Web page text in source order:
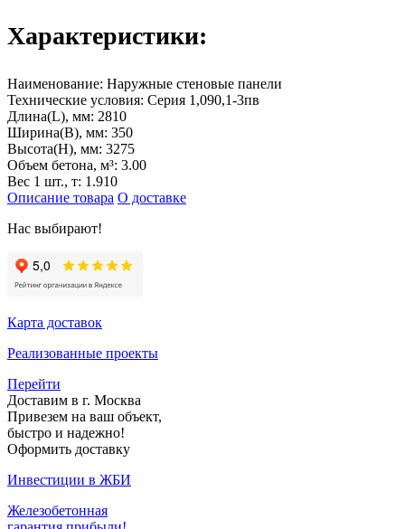
Характеристики:
Наименование: Наружные стеновые панели
Технические условия: Серия 1,090,1-3пв
Длина(L), мм: 2810
Ширина(B), мм: 350
Высота(H), мм: 3275
Объем бетона, м³: 3.00
Вес 1 шт., т: 1.910
Описание товара О доставке
Нас выбирают!
Карта доставок
Реализованные проекты
Перейти
Доставим в г. Москва
Привезем на ваш объект,
быстро и надежно!
Оформить доставку
Инвестиции в ЖБИ
Железобетонная